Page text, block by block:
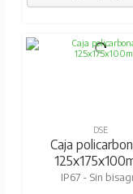
DSE
Caja
IP67 - Sin